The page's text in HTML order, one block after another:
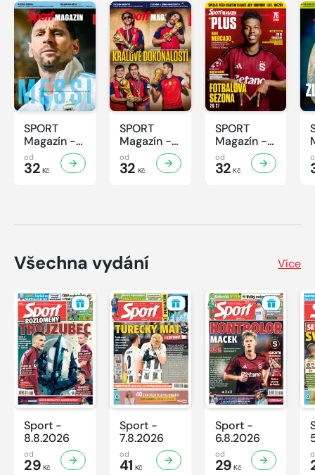
SPORT
Magazín -
32/2026
od
32 Kč
SPORT
Magazín -
31/2026
od
32 Kč
SPORT
Magazín -
30/2026
od
32 Kč
Všechna vydání Více
Sport -
8.8.2026
od
29 Kč
Sport -
7.8.2026
od
41 Kč
Sport -
6.8.2026
od
29 Kč